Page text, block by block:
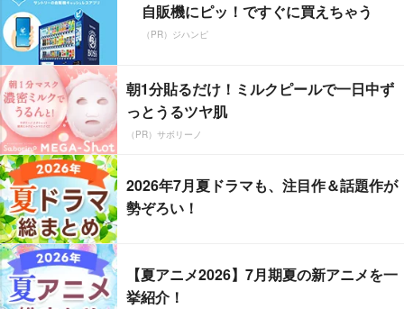
自販機にピッ！ですぐに買えちゃう
（PR）ジハンピ
朝1分貼るだけ！ミルクピールで一日中ず
っとうるツヤ肌
（PR）サボリーノ
2026年7月夏ドラマも、注目作＆話題作が
勢ぞろい！
【夏アニメ2026】7月期夏の新アニメを一
挙紹介！